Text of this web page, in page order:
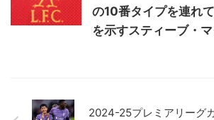
の10番タイプを連れ
を示すスティーブ・
2024-25プレミアリーグ